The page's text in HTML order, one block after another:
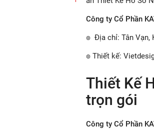
Công ty Cổ Phần
๏ Địa chỉ: Tân Vạn,
๏ Thiết kế:
Thiết Kế
trọn gói
Công ty Cổ Phần